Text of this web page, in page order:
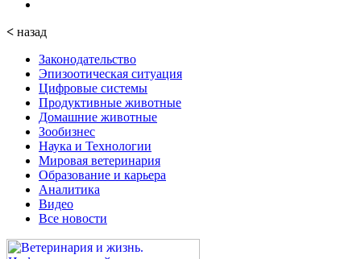
< назад
Законодательство
Эпизоотическая ситуация
Цифровые системы
Продуктивные животные
Домашние животные
Зообизнес
Наука и Технологии
Мировая ветеринария
Образование и карьера
Аналитика
Видео
Все новости